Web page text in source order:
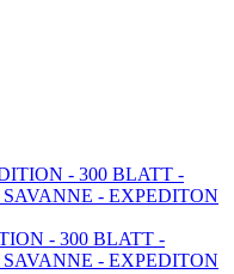
- 300 BLATT -
- EXPEDITON